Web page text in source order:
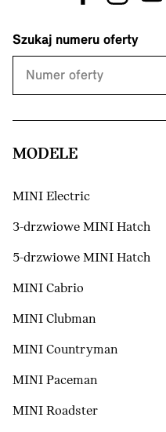
Szukaj numeru oferty
MODELE
MINI Electric
3-drzwiowe MINI Hatch
5-drzwiowe MINI Hatch
MINI Cabrio
MINI Clubman
MINI Countryman
MINI Paceman
MINI Roadster